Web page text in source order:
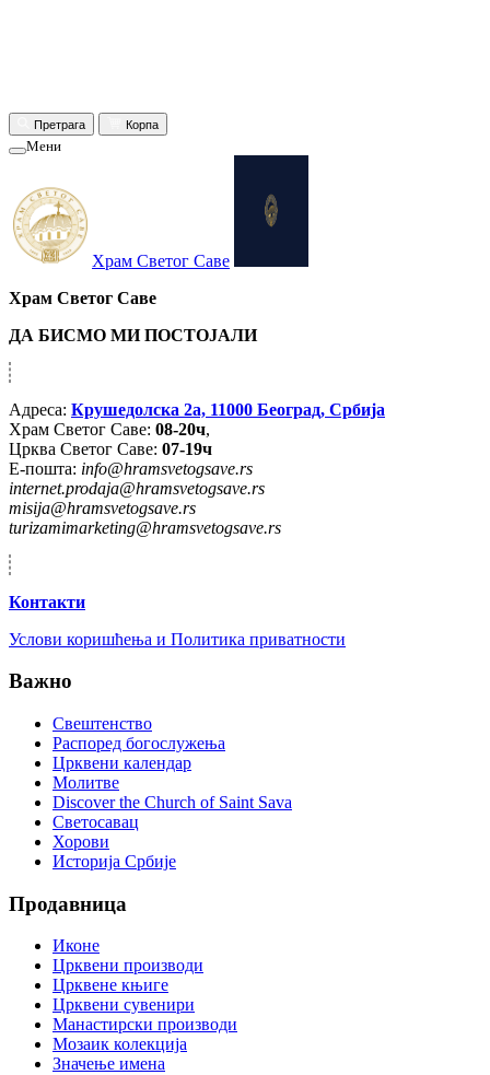
Претрага Корпа
Мени
Храм Светог Саве
Храм Светог Саве
ДА БИСМО МИ ПОСТОЈАЛИ
Адреса: Крушедолска 2а, 11000 Београд, Србија
Храм Светог Саве: 08-20ч,
Црква Светог Саве: 07-19ч
Е-пошта: info@hramsvetogsave.rs
internet.prodaja@hramsvetogsave.rs
misija@hramsvetogsave.rs
turizamimarketing@hramsvetogsave.rs
Контакти
Услови коришћења и Политика приватности
Важно
Свештенство
Распоред богослужења
Црквени календар
Молитве
Discover the Church of Saint Sava
Светосавац
Хорови
Историја Србије
Продавница
Иконе
Црквени производи
Црквене књиге
Црквени сувенири
Манастирски производи
Мозаик колекција
Значење имена